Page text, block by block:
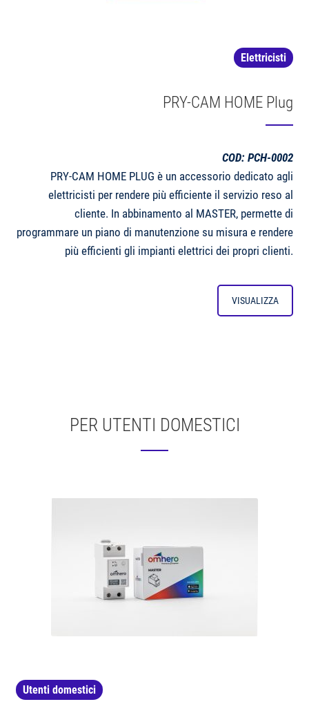
Elettricisti
PRY-CAM HOME Plug
COD: PCH-0002
PRY-CAM HOME PLUG è un accessorio dedicato agli
elettricisti per rendere più efficiente il servizio reso al
cliente. In abbinamento al MASTER, permette di
programmare un piano di manutenzione su misura e rendere
più efficienti gli impianti elettrici dei propri clienti.
VISUALIZZA
PER UTENTI DOMESTICI
Utenti domestici